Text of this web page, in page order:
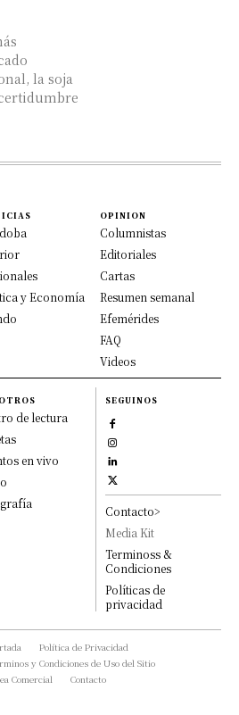
la soja
y Economía
OPINION
Columnistas
Editoriales
Cartas
Resumen semanal
Efemérides
FAQ
Videos
de lectura
en vivo
SEGUINOS
Contacto>
Media Kit
Terminoss &
Condiciones
Políticas de
privacidad
Política de Privacidad
y Condiciones de Uso del Sitio
Comercial
Contacto